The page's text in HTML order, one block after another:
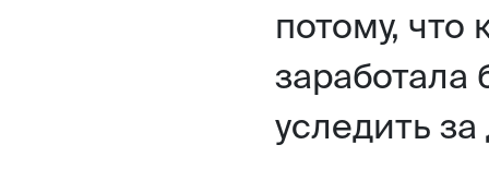
потому, что
заработала
уследить